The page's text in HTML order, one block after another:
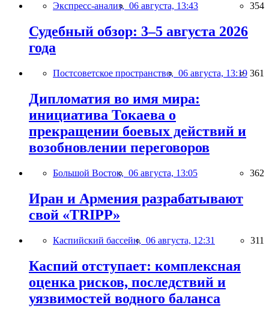
Экспресс-анализ, 06 августа, 13:43 354
Судебный обзор: 3–5 августа 2026
года
Постсоветское пространство, 06 августа, 13:19 361
Дипломатия во имя мира:
инициатива Токаева о
прекращении боевых действий и
возобновлении переговоров
Большой Восток, 06 августа, 13:05 362
Иран и Армения разрабатывают
свой «TRIPP»
Каспийский бассейн, 06 августа, 12:31 311
Каспий отступает: комплексная
оценка рисков, последствий и
уязвимостей водного баланса